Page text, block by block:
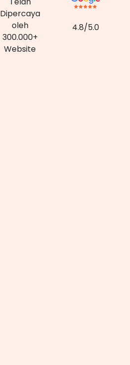
Dipercaya
oleh
300.000+
Website
4.8/5.0